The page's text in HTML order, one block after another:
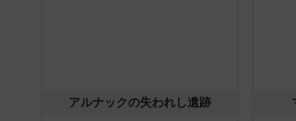
アルナックの失われし遺跡